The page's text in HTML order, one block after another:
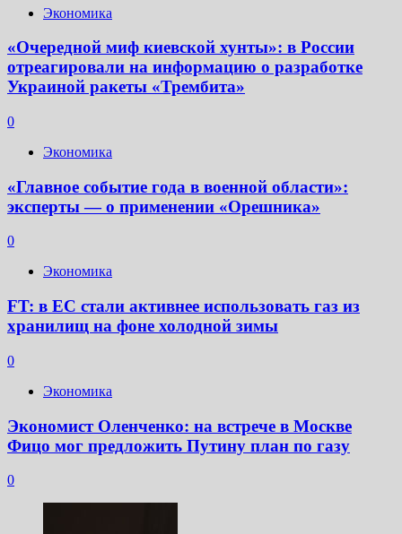
Экономика
«Очередной миф киевской хунты»: в России
отреагировали на информацию о разработке
Украиной ракеты «Трембита»
0
Экономика
«Главное событие года в военной области»:
эксперты — о применении «Орешника»
0
Экономика
FT: в ЕС стали активнее использовать газ из
хранилищ на фоне холодной зимы
0
Экономика
Экономист Оленченко: на встрече в Москве
Фицо мог предложить Путину план по газу
0